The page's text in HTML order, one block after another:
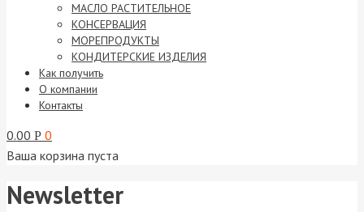
МАСЛО РАСТИТЕЛЬНОЕ
КОНСЕРВАЦИЯ
МОРЕПРОДУКТЫ
КОНДИТЕРСКИЕ ИЗДЕЛИЯ
Как получить
О компании
Контакты
0.00 Р 0
Ваша корзина пуста
Newsletter